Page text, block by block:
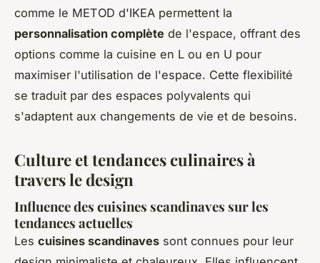
comme le METOD d'IKEA permettent la
personnalisation complète de l'espace, offrant des
options comme la cuisine en L ou en U pour
maximiser l'utilisation de l'espace. Cette flexibilité
se traduit par des espaces polyvalents qui
s'adaptent aux changements de vie et de besoins.
Culture et tendances culinaires à
travers le design
Influence des cuisines scandinaves sur les
tendances actuelles
Les cuisines scandinaves sont connues pour leur